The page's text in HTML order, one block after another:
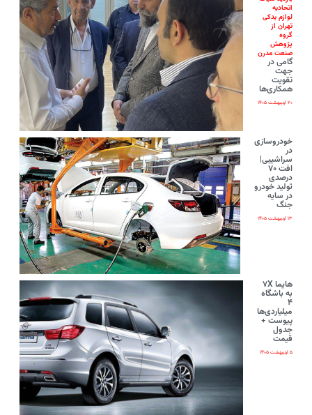
اتحادیه
لوازم یدکی
تهران از
گروه
پژوهش
صنعت مدرن
گامی در
جهت
تقویت
همکاری‌ها
۲۰ اردیبهشت ۱۴۰۵
خودروسازی
در
سراشیبی|
افت ۷۰
درصدی
تولید خودرو
در سایه
جنگ
۱۳ اردیبهشت ۱۴۰۵
هایما ۷X
به باشگاه
۴
میلیاردی‌ها
پیوست +
جدول
قیمت
۵ اردیبهشت ۱۴۰۵